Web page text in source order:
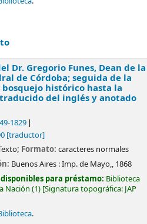
Dr. Gregorio Funes, Dean de la
de Córdoba; seguida de la
histórico hasta la
traducido del inglés y anotado
1829
[traductor]
; Formato: caracteres normales
Buenos Aires :Imp. de Mayo,, 1868
para préstamo: Biblioteca
Nación (1) Signatura topográfica: JAP
.